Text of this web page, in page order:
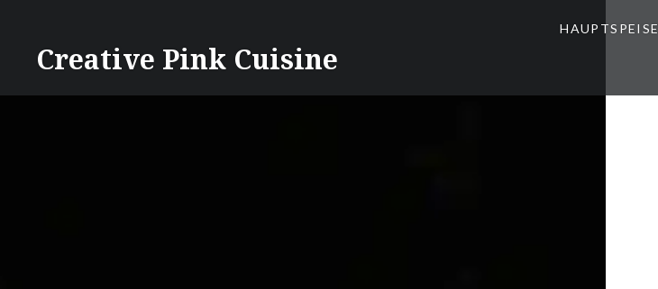
Creative Pink Cuisine
HAUPT­SPEI­SE